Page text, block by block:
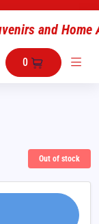
0
Out of stock